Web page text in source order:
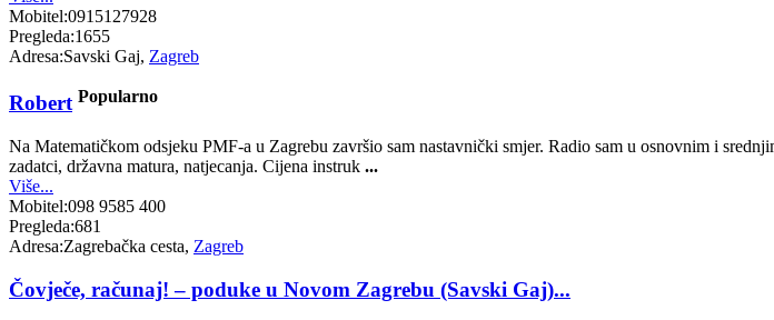
Mobitel:0915127928
Pregleda:1655
Adresa:Savski Gaj, Zagreb
Robert Popularno
Na Matematičkom odsjeku PMF-a u Zagrebu završio sam nastavnički smjer. Radio sam u osnovnim i
zadatci, državna matura, natjecanja. Cijena instruk ...
Više...
Mobitel:098 9585 400
Pregleda:681
Adresa:Zagrebačka cesta, Zagreb
Čovječe, računaj! – poduke u Novom Zagrebu (Savski Gaj)...